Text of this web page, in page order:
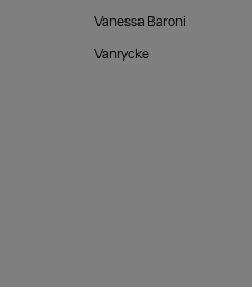
Vanessa Baroni
Vanrycke